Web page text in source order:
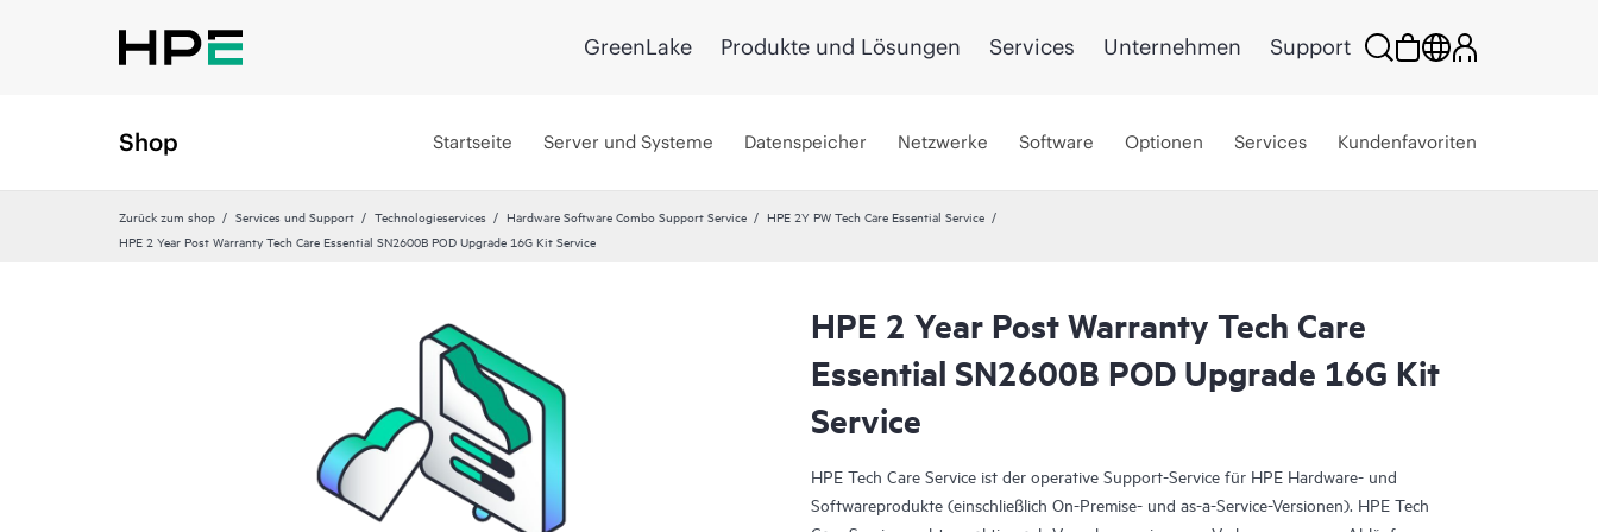
GreenLake Produkte und Lösungen Services Unternehmen Support
Shop Startseite Server und Systeme Datenspeicher Netzwerke Software Optionen Services Kundenfavoriten
Zurück zum shop Services und Support Technologieservices Hardware Software Combo Support Service
HPE 2Y PW Tech Care Essential Service
HPE 2 Year Post Warranty Tech Care Essential SN2600B POD Upgrade 16G Kit Service
HPE 2 Year Post Warranty Tech Care
Essential SN2600B POD Upgrade 16G Kit
Service
HPE Tech Care Service ist der operative Support-Service für HPE Hardware- und
Softwareprodukte (einschließlich On-Premise- und as-a-Service-Versionen). HPE Tech